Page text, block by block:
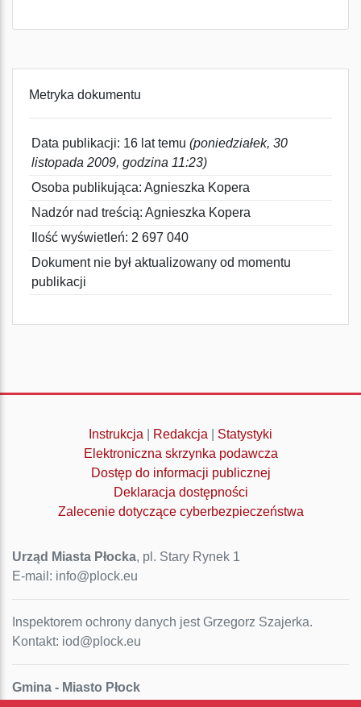
Metryka dokumentu
Data publikacji: 16 lat temu (poniedziałek, 30
listopada 2009, godzina 11:23)
Osoba publikująca: Agnieszka Kopera
Nadzór nad treścią: Agnieszka Kopera
Ilość wyświetleń: 2 697 040
Dokument nie był aktualizowany od momentu
publikacji
Instrukcja Redakcja
Statystyki
Elektroniczna skrzynka podawcza
Dostęp do informacji publicznej
Deklaracja dostępności
Zalecenie dotyczące cyberbezpieczeństwa
Urząd Miasta Płocka, pl. Stary Rynek 1
E-mail: info@plock.eu
Inspektorem ochrony danych jest Grzegorz Szajerka.
Kontakt: iod@plock.eu
Gmina - Miasto Płock